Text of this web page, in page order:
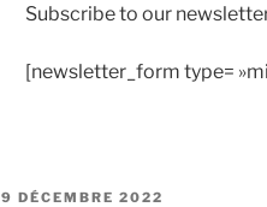
Subscribe to our
[newsletter_form type=
PUBLIÉ
9 DÉCEMBRE 2022